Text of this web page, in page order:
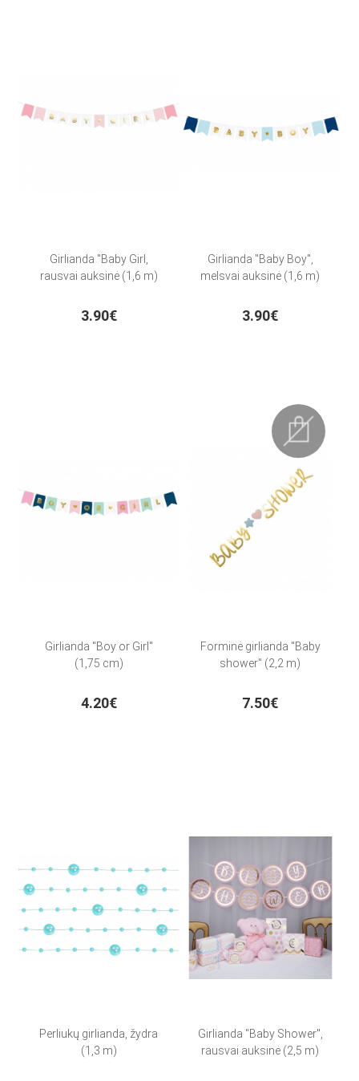
Girlianda "Baby Girl,
rausvai auksinė (1,6 m)
3.90€
Girlianda "Baby Boy",
melsvai auksinė (1,6 m)
3.90€
Girlianda "Boy or Girl"
(1,75 cm)
4.20€
Forminė girlianda "Baby
shower" (2,2 m)
7.50€
Perliukų girlianda, žydra
(1,3 m)
Girlianda "Baby Shower",
rausvai auksinė (2,5 m)